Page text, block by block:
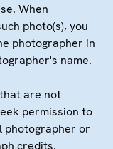
When
photo(s), you
photographer in
name.
are not
permission to
photographer or
credits.